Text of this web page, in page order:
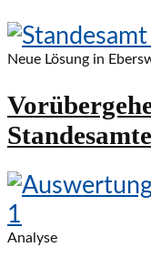
Neue Lösung in
Analyse